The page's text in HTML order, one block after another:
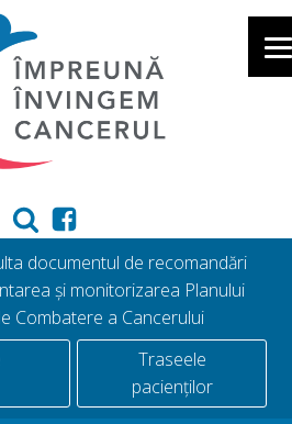
documentul de recomandări
și monitorizarea Planului
Combatere a Cancerului
Traseele
pacienților